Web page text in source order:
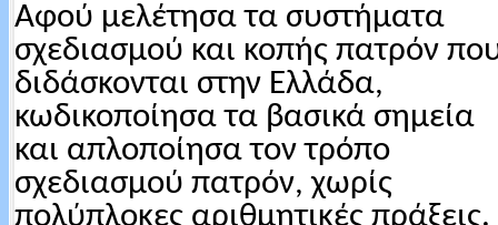
Αφού μελέτησα τα συστήματα
σχεδιασμού και κοπής πατρόν
διδάσκονται στην Ελλάδα,
κωδικοποίησα τα βασικά σημεία
και απλοποίησα τον τρόπο
σχεδιασμού πατρόν, χωρίς
πολύπλοκες αριθμητικές πράξεις.